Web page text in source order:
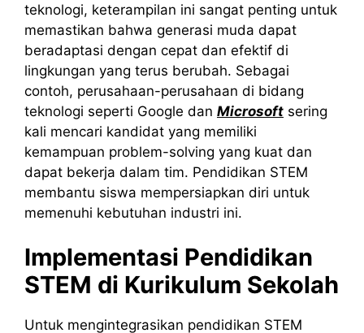
teknologi, keterampilan ini sangat penting untuk
memastikan bahwa generasi muda dapat
beradaptasi dengan cepat dan efektif di
lingkungan yang terus berubah. Sebagai
contoh, perusahaan-perusahaan di bidang
teknologi seperti Google dan Microsoft sering
kali mencari kandidat yang memiliki
kemampuan problem-solving yang kuat dan
dapat bekerja dalam tim. Pendidikan STEM
membantu siswa mempersiapkan diri untuk
memenuhi kebutuhan industri ini.
Implementasi Pendidikan
STEM di Kurikulum Sekolah
Untuk mengintegrasikan pendidikan STEM